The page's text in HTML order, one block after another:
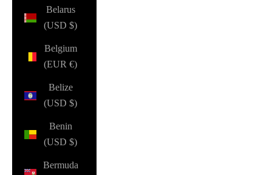
Belarus
(USD $)
Belgium
(EUR €)
Belize
(USD $)
Benin
(USD $)
Bermuda